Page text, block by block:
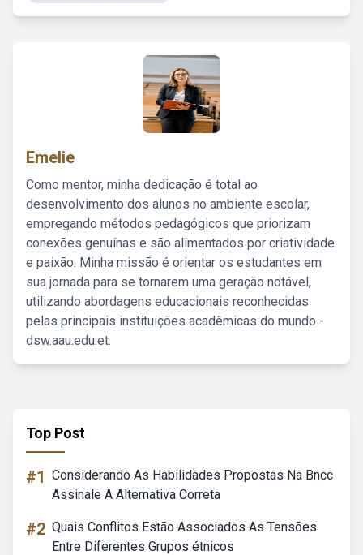
Emelie
Como mentor, minha dedicação é total ao
desenvolvimento dos alunos no ambiente escolar,
empregando métodos pedagógicos que priorizam
conexões genuínas e são alimentados por criatividade
e paixão. Minha missão é orientar os estudantes em
sua jornada para se tornarem uma geração notável,
utilizando abordagens educacionais reconhecidas
pelas principais instituições acadêmicas do mundo -
dsw.aau.edu.et.
Top Post
#1 Considerando As Habilidades Propostas Na Bncc
Assinale A Alternativa Correta
#2 Quais Conflitos Estão Associados As Tensões
Entre Diferentes Grupos étnicos